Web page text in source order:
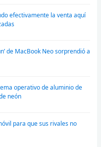
efectivamente la venta aquí
de MacBook Neo sorprendió a
operativo de aluminio de
neón
para que sus rivales no